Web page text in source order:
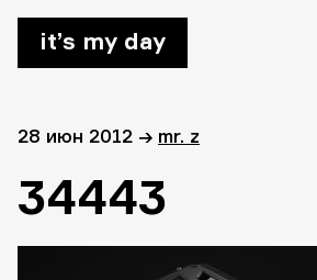
it’s my day
28 июн 2012 → mr. z
34443